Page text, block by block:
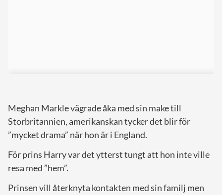
Meghan Markle vägrade åka med sin make till
Storbritannien, amerikanskan tycker det blir för
”mycket drama” när hon är i England.
För prins Harry var det ytterst tungt att hon inte ville
resa med ”hem”.
Prinsen vill återknyta kontakten med sin familj men